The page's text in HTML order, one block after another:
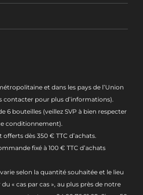
et dans les pays de l’Union
contacter pour plus d’informations).
6 bouteilles (veillez SVP à bien respecter
conditionnement).
offerts dès 350 € TTC d’achats.
fixé à 100 € TTC d’achats
selon la quantité souhaitée et le lieu
« cas par cas », au plus près de notre